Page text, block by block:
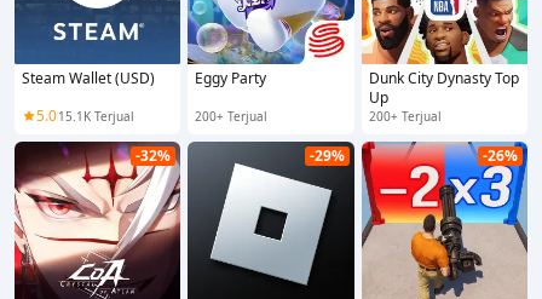
Steam Wallet (USD)
5.015.1K Terjual
Eggy Party
200+ Terjual
Dunk City Dynasty Top
Up
200+ Terjual
-32% -29% -26%